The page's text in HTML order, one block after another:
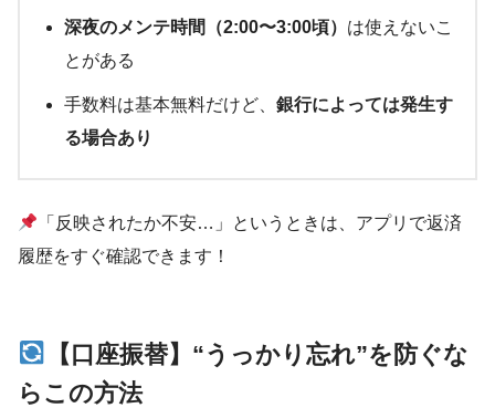
深夜のメンテ時間（2:00〜3:00頃） は使えないこ
とがある
手数料は基本無料だけど、 銀行によっては発生す
る場合あり
「反映されたか不安…」というときは、アプリで返済
履歴をすぐ確認できます！
【口座振替】“うっかり忘れ”を防ぐな
らこの方法